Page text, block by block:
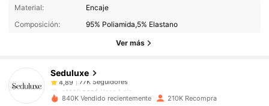
Material:
Encaje
Composición:
95% Poliamida,5% Elastano
Ver más
Seduluxe
4,89
77K Seguidores
a***9pagóHace 1 día
n***5 seguidoHace 1 horas
840K Vendido recientemente 210K Recompra